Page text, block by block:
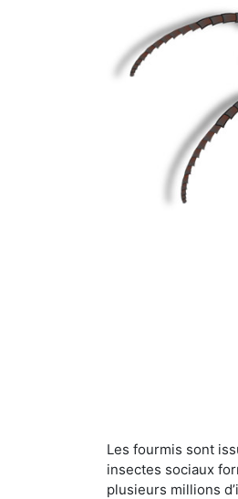
Les fourmis sont
insectes sociaux
plusieurs millions